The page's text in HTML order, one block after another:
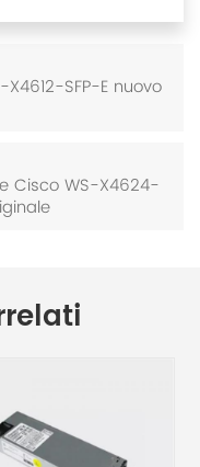
SFP-E nuovo
Cisco WS-X4624-